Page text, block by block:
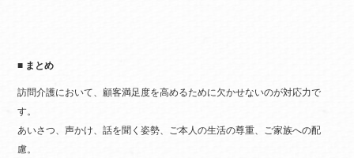
■ まとめ
訪問介護において、顧客満足度を高めるために欠かせないのが対応力で
す。
あいさつ、声かけ、話を聞く姿勢、ご本人の生活の尊重、ご家族への配
慮。